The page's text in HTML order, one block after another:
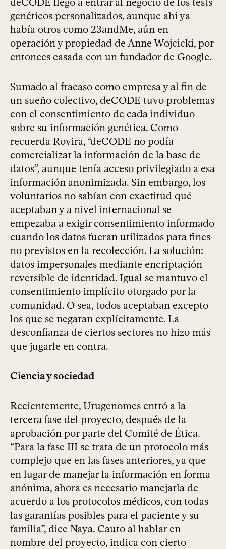
genéticos personalizados, aunque ahí ya
había otros como 23andMe, aún en
operación y propiedad de Anne Wojcicki, por
entonces casada con un fundador de Google.
Sumado al fracaso como empresa y al fin de
un sueño colectivo, deCODE tuvo problemas
con el consentimiento de cada individuo
sobre su información genética. Como
recuerda Rovira, “deCODE no podía
comercializar la información de la base de
datos”, aunque tenía acceso privilegiado a esa
información anonimizada. Sin embargo, los
voluntarios no sabían con exactitud qué
aceptaban y a nivel internacional se
empezaba a exigir consentimiento informado
cuando los datos fueran utilizados para fines
no previstos en la recolección. La solución:
datos impersonales mediante encriptación
reversible de identidad. Igual se mantuvo el
consentimiento implícito otorgado por la
comunidad. O sea, todos aceptaban excepto
los que se negaran explícitamente. La
desconfianza de ciertos sectores no hizo más
que jugarle en contra.
Ciencia y sociedad
Recientemente, Urugenomes entró a la
tercera fase del proyecto, después de la
aprobación por parte del Comité de Ética.
“Para la fase III se trata de un protocolo más
complejo que en las fases anteriores, ya que
en lugar de manejar la información en forma
anónima, ahora es necesario manejarla de
acuerdo a los protocolos médicos, con todas
las garantías posibles para el paciente y su
familia”, dice Naya. Cauto al hablar en
nombre del proyecto, indica con cierto